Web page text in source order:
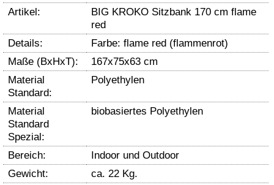
Artikel:
BIG KROKO Sitzbank 170 cm flame
red
Details:
Farbe: flame red (flammenrot)
Maße (BxHxT):
167x75x63 cm
Material
Standard:
Polyethylen
Material
Standard
Spezial:
biobasiertes Polyethylen
Bereich:
Indoor und Outdoor
Gewicht:
ca. 22 Kg.